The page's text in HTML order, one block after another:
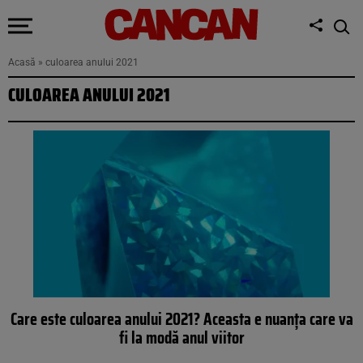
Acasă » culoarea anului 2021
CULOAREA ANULUI 2021
Care este culoarea anului 2021? Aceasta e nuanţa care va
fi la modă anul viitor